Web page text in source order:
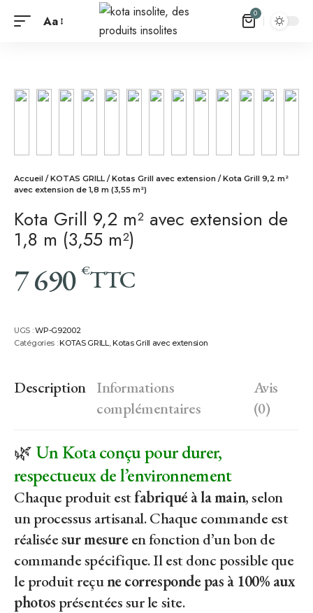
Aa 0
Accueil /KOTAS GRILL /Kotas Grill avec extension / Kota Grill 9,2 m²
avec extension de 1,8 m (3,55 m²)
Kota Grill 9,2 m² avec extension de
1,8 m (3,55 m²)
7 690€TTC
UGS :WP-G92002
Catégories :KOTAS GRILL ,Kotas Grill avec extension
Description Informations
complémentaires
Avis
(0)
🌿 Un Kota conçu pour durer,
respectueux de l’environnement
Chaque produit estfabriqué à la main, selon
un processus artisanal. Chaque commande est
réaliséesur mesureen fonction d’un bon de
commande spécifique. Il est donc possible que
le produit reçune corresponde pas à 100% aux
photos présentées sur le site.